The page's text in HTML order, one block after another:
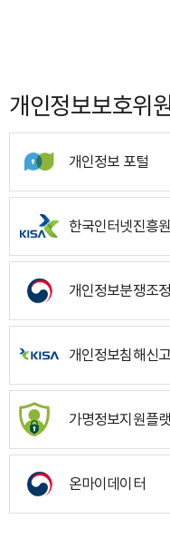
개인정보보호위
개인정보 포털
한국인터넷진흥원
개인정보분쟁조
개인정보침해신
가명정보지원플
온마이데이터